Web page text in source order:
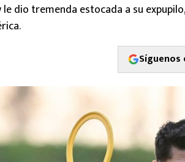
dio tremenda estocada a su
Síguenos